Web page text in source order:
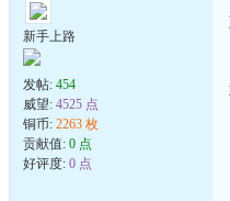
新手上路
发帖: 454
威望: 4525 点
铜币: 2263 枚
贡献值: 0 点
好评度: 0 点